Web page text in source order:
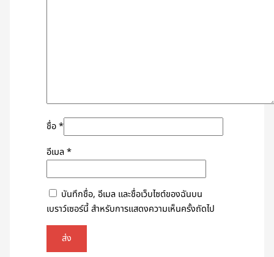
ชื่อ*
อีเมล*
บันทึกชื่อ, อีเมล และชื่อเว็บไซต์ของฉันบน
เบราว์เซอร์นี้ สำหรับการแสดงความเห็นครั้งถัดไป